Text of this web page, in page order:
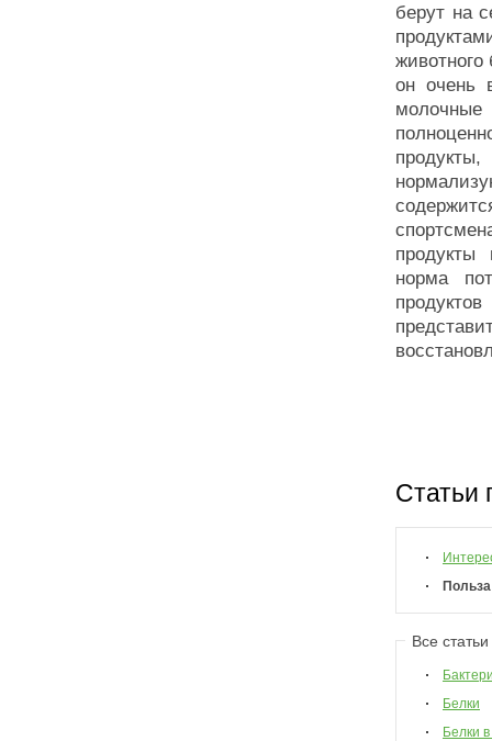
берут на
животного
он очень
молочные
продукты
норма
Статьи
Все
Белки
Белки